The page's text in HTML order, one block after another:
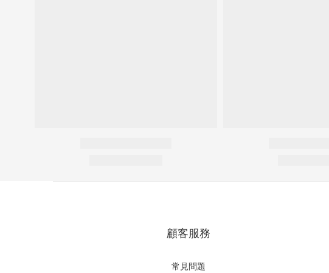
顧客服務
常見問題